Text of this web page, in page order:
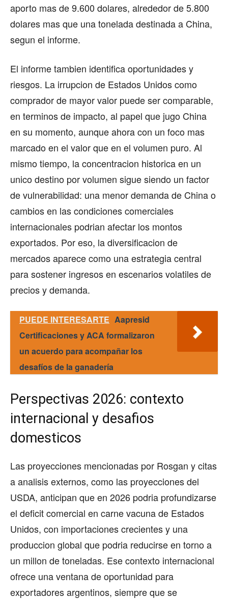
aporto mas de 9.600 dolares, alrededor de 5.800
dolares mas que una tonelada destinada a China,
segun el informe.
El informe tambien identifica oportunidades y
riesgos. La irrupcion de Estados Unidos como
comprador de mayor valor puede ser comparable,
en terminos de impacto, al papel que jugo China
en su momento, aunque ahora con un foco mas
marcado en el valor que en el volumen puro. Al
mismo tiempo, la concentracion historica en un
unico destino por volumen sigue siendo un factor
de vulnerabilidad: una menor demanda de China o
cambios en las condiciones comerciales
internacionales podrian afectar los montos
exportados. Por eso, la diversificacion de
mercados aparece como una estrategia central
para sostener ingresos en escenarios volatiles de
precios y demanda.
PUEDE INTERESARTE Aapresid
Certificaciones y ACA formalizaron
un acuerdo para acompañar los
desafíos de la ganadería
Perspectivas 2026: contexto
internacional y desafios
domesticos
Las proyecciones mencionadas por Rosgan y citas
a analisis externos, como las proyecciones del
USDA, anticipan que en 2026 podria profundizarse
el deficit comercial en carne vacuna de Estados
Unidos, con importaciones crecientes y una
produccion global que podria reducirse en torno a
un millon de toneladas. Ese contexto internacional
ofrece una ventana de oportunidad para
exportadores argentinos, siempre que se